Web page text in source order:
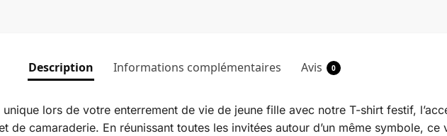
Description Informations complémentaires Avis 0
lors de votre enterrement de vie de jeune fille avec notre T-shirt festif,
de camaraderie. En réunissant toutes les invitées autour d’un même symbole, ce